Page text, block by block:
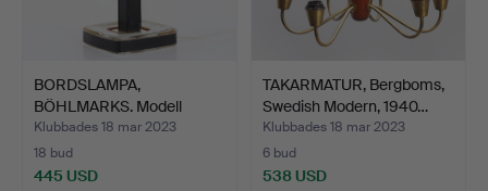
BORDSLAMPA,
BÖHLMARKS. Modell
16773. 1960-…
Klubbades 18 mar 2023
18 bud
445 USD
TAKARMATUR, Bergboms,
Swedish Modern, 1940…
Klubbades 18 mar 2023
6 bud
538 USD